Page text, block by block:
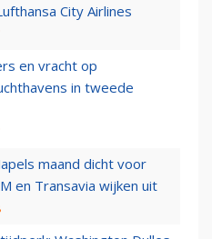
City Airlines
en vracht op
in tweede
maand dicht voor
en Transavia wijken uit